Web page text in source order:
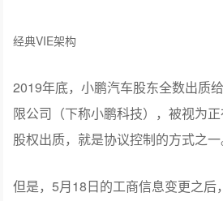
经典VIE架构
2019年底，小鹏汽车股东全数出质
限公司（下称小鹏科技），被视为
股权出质，就是协议控制的方式之一
但是，5月18日的工商信息变更之后